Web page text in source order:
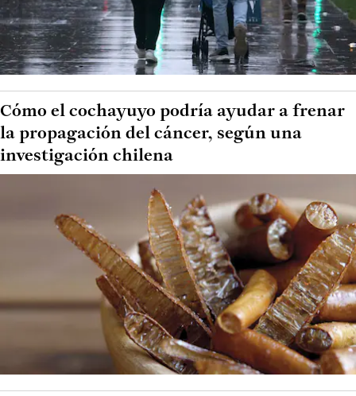
Cómo el cochayuyo podría ayudar a frenar
la propagación del cáncer, según una
investigación chilena